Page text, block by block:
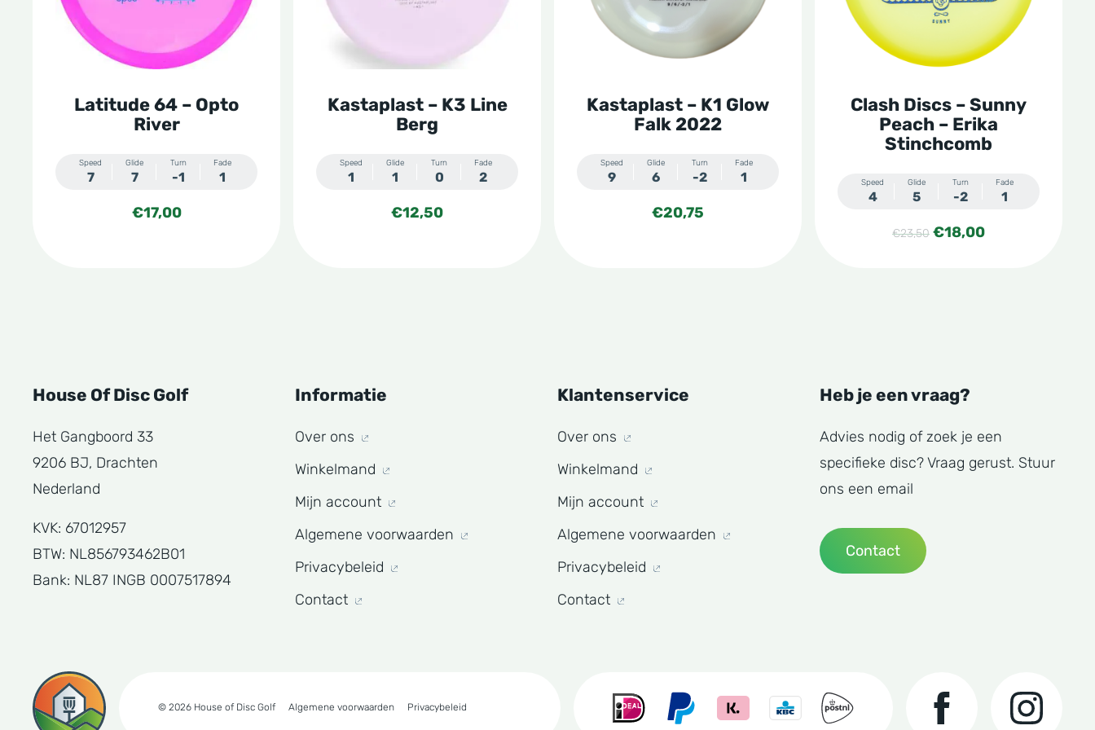
Latitude 64 – Opto
River
Speed
7
Glide
7
Turn
-1
Fade
1
€17,00
Deze
optie
worden
Kastaplast – K3 Line
Berg
Speed
1
Glide
1
Turn
0
Fade
2
€12,50
Deze
optie
worden
Kastaplast – K1 Glow
Falk 2022
Speed
9
Glide
6
Turn
-2
Fade
1
€20,75
Deze
optie
worden
Clash Discs – Sunny
Peach – Erika
Stinchcomb
Speed
4
Glide
5
Turn
-2
Fade
1
€23,50 Oorspronkelijke
€18,00Huidige
Deze
optie
worden
productpagina
House Of Disc Golf
Het Gangboord 33
9206 BJ, Drachten
Nederland
KVK: 67012957
BTW: NL856793462B01
Bank: NL87 INGB 0007517894
Informatie
Over ons
Winkelmand
Mijn account
Algemene voorwaarden
Privacybeleid
Contact
Klantenservice
Over ons
Winkelmand
Mijn account
Algemene voorwaarden
Privacybeleid
Contact
Heb je een vraag?
Advies nodig of zoek je een
specifieke disc? Vraag gerust. Stuur
ons een email
Contact
© 2026 House of Disc Golf Algemene voorwaarden Privacybeleid